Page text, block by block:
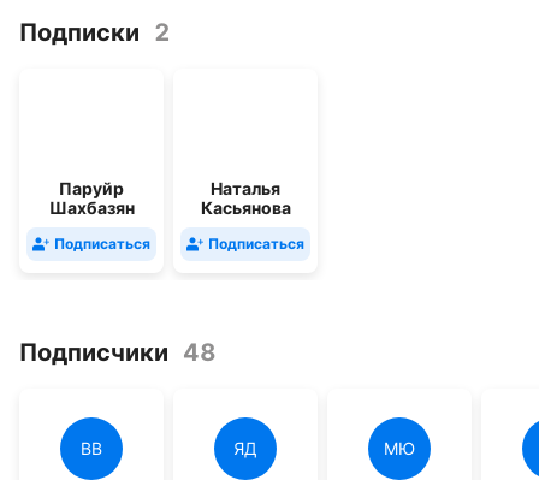
Подписки 2
Паруйр
Шахбазян
Подписаться
Наталья
Касьянова
Подписаться
Подписчики 48
ВВ ЯД МЮ